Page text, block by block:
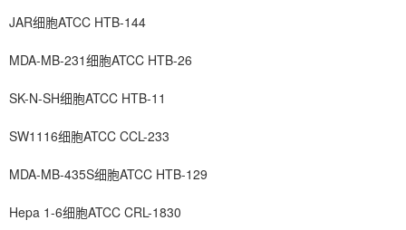
JAR细胞ATCC HTB-144
MDA-MB-231细胞ATCC HTB-26
SK-N-SH细胞ATCC HTB-11
SW1116细胞ATCC CCL-233
MDA-MB-435S细胞ATCC HTB-129
Hepa 1-6细胞ATCC CRL-1830